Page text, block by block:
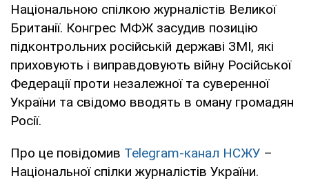
Національною спілкою журналістів Великої
Британії. Конгрес МФЖ засудив позицію
підконтрольних російській державі ЗМІ, які
приховують і виправдовують війну Російської
Федерації проти незалежної та суверенної
України та свідомо вводять в оману громадян
Росії.
Про це повідомив Telegram-канал НСЖУ –
Національної спілки журналістів України.